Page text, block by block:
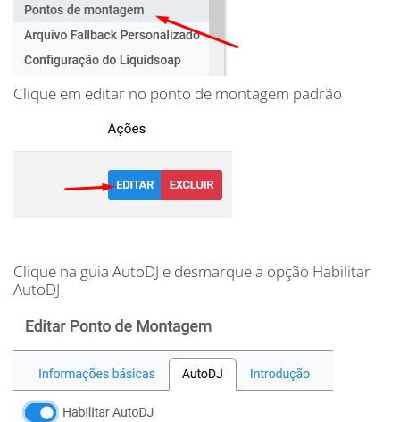
Clique em editar no ponto de montagem padrão
Clique na guia AutoDJ e desmarque a opção Habilitar
AutoDJ